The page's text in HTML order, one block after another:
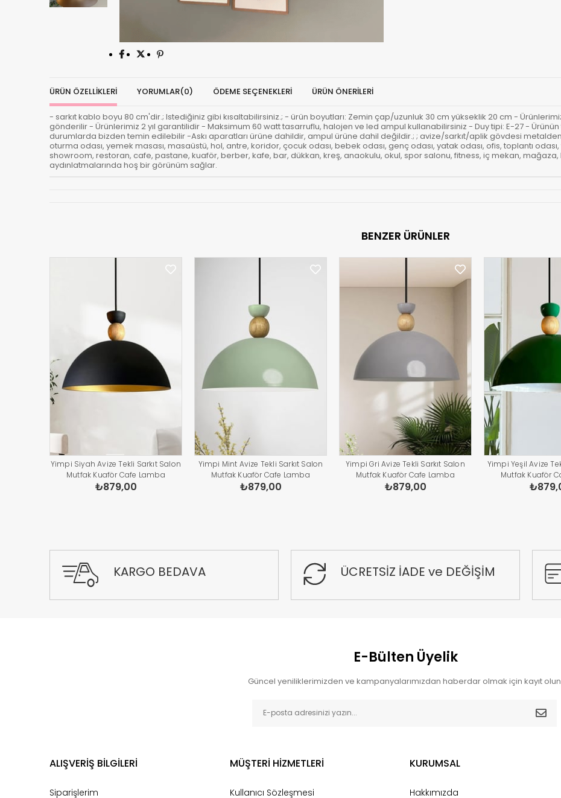
ÜRÜN ÖZELLIKLERI YORUMLAR(0) ÖDEME SEÇENEKLERI ÜRÜN ÖNERILERI
- sarkıt kablo boyu 80 cm'dir.; Istediğiniz gibi kısaltabilirsiniz.; - ürün boyutları: Zemin çap/uzunluk 30 cm yükseklik 20 cm - Ürünlerimiz
gönderilir - Ürünlerimiz 2 yıl garantilidir - Maksimum 60 watt tasarruflu, halojen ve led ampul kullanabilirsiniz - Duy tipi: E-27 -
durumlarda bizden temin edilebilir -Askı aparatları ürüne dahildir, ampul ürüne dahil değildir.; ; avize/sarkıt/aplik gövdesi
oturma odası, yemek masası, masaüstü, hol, antre, koridor, çocuk odası, bebek odası, genç odası, yatak odası, ofis, toplantı
showroom, restoran, cafe, pastane, kuaför, berber, kafe, bar, dükkan, kreş, anaokulu, okul, spor salonu, fitness, iç mekan,
aydınlatmalarında hoş bir görünüm sağlar.
BENZER ÜRÜNLER
Yimpi Siyah Avize Tekli Sarkıt Salon
Mutfak Kuaför Cafe Lamba
Dekoratif Aydınlatma Pastane
₺879,00
Yimpi Mint Avize Tekli Sarkıt Salon
Mutfak Kuaför Cafe Lamba
Dekoratif Aydınlatma Pastane
₺879,00
Yimpi Gri Avize Tekli Sarkıt Salon
Mutfak Kuaför Cafe Lamba
Dekoratif Aydınlatma Pastane
₺879,00
Yimpi Yeşil Avize
Mutfak Kuaför
Dekoratif
KARGO BEDAVA ÜCRETSİZ İADE ve DEĞİŞİM
E-Bülten Üyelik
Güncel yeniliklerimizden ve kampanyalarımızdan haberdar olmak için kayıt
ALIŞVERİŞ BİLGİLERİ
Siparişlerim
MÜŞTERİ HİZMETLERİ
Kullanıcı Sözleşmesi
KURUMSAL
Hakkımızda